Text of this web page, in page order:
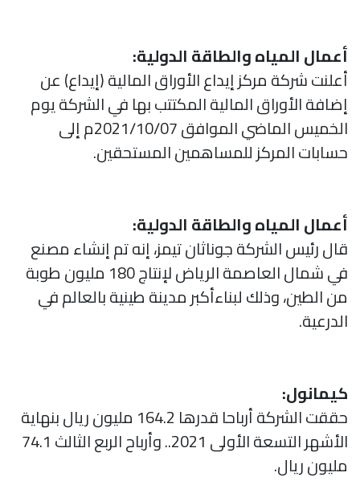
أعمال المياه والطاقة الدولية:
أعلنت شركة مركز إيداع الأوراق المالية (إيداع) عن
إضافة الأوراق المالية المكتتب بها في الشركة يوم
الخميس الماضي الموافق 2021/10/07م إلى
حسابات المركز للمساهمين المستحقين.
أعمال المياه والطاقة الدولية:
قال رئيس الشركة جوناثان تيمز، إنه تم إنشاء مصنع
في شمال العاصمة الرياض لإنتاج 180 مليون طوبة
من الطين، وذلك لبناءأكبر مدينة طينية بالعالم في
الدرعية.
كيمانول:
حققت الشركة أرباحا قدرها 164.2 مليون ريال بنهاية
الأشهر التسعة الأولى 2021.. وأرباح الربع الثالث 74.1
مليون ريال.